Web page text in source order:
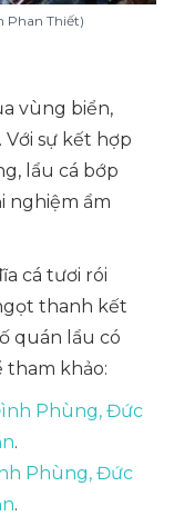
Phan Thiết)
vùng biển,
sự kết hợp
lẩu cá bớp
nghiệm ẩm
cá tươi rói
thanh kết
quán lẩu có
tham khảo:
Phùng, Đức
.
Phùng, Đức
.